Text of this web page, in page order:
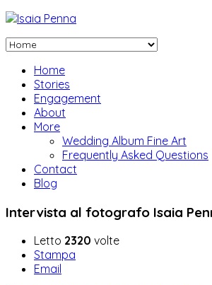
Home
Stories
Engagement
About
More
Wedding Album Fine Art
Frequently Asked Questions
Contact
Blog
Intervista al fotografo Isaia
Letto 2320 volte
Stampa
Email